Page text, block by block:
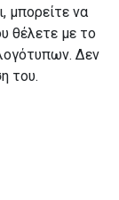
μπορείτε να
θέλετε με το
Δεν
του.